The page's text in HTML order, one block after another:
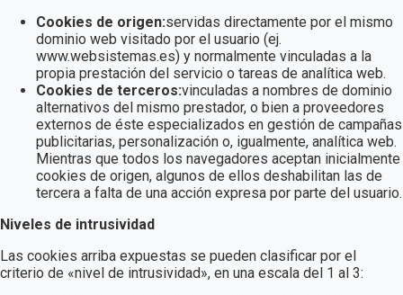
Cookies de origen:servidas directamente por el mismo
dominio web visitado por el usuario (ej.
www.websistemas.es) y normalmente vinculadas a la
propia prestación del servicio o tareas de analítica web.
Cookies de terceros:vinculadas a nombres de dominio
alternativos del mismo prestador, o bien a proveedores
externos de éste especializados en gestión de campañas
publicitarias, personalización o, igualmente, analítica web.
Mientras que todos los navegadores aceptan inicialmente
cookies de origen, algunos de ellos deshabilitan las de
tercera a falta de una acción expresa por parte del usuario.
Niveles de intrusividad
Las cookies arriba expuestas se pueden clasificar por el
criterio de «nivel de intrusividad», en una escala del 1 al 3: